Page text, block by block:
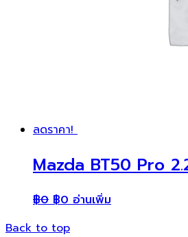
ลดราคา!
Mazda BT50 Pro
฿0 ฿0 อ่านเพิ่ม
Back to top